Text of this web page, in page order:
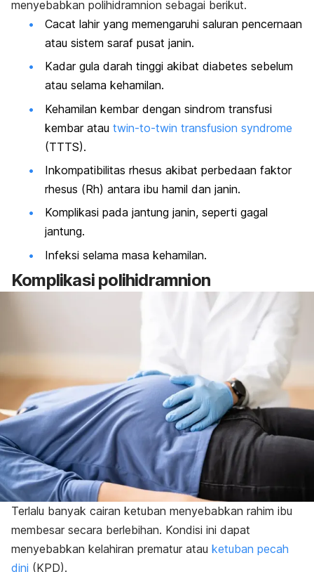
menyebabkan polihidramnion sebagai berikut.
Cacat lahir yang memengaruhi saluran pencernaan
atau sistem saraf pusat janin.
Kadar gula darah tinggi akibat diabetes sebelum
atau selama kehamilan.
Kehamilan kembar dengan sindrom transfusi
kembar atau twin-to-twin transfusion syndrome
(TTTS).
Inkompatibilitas rhesus akibat perbedaan faktor
rhesus (Rh) antara ibu hamil dan janin.
Komplikasi pada jantung janin, seperti gagal
jantung.
Infeksi selama masa kehamilan.
Komplikasi polihidramnion
Terlalu banyak cairan ketuban menyebabkan rahim ibu
membesar secara berlebihan. Kondisi ini dapat
menyebabkan kelahiran prematur atau ketuban pecah
dini (KPD).